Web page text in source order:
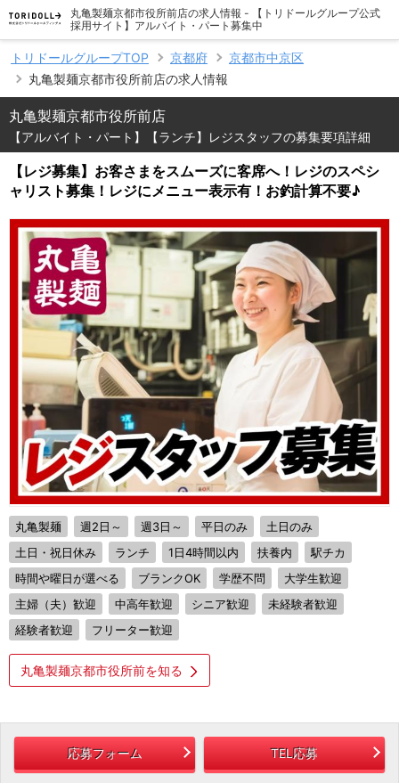
丸亀製麺京都市役所前店の求人情報 - 【トリドールグループ公式
採用サイト】アルバイト・パート募集中
トリドールグループTOP 京都府
京都市中京区
丸亀製麺京都市役所前店の求人情報
丸亀製麺京都市役所前店
【アルバイト・パート】【ランチ】レジスタッフの募集要項詳細
【レジ募集】お客さまをスムーズに客席へ！レジのスペシ
ャリスト募集！レジにメニュー表示有！お釣計算不要♪
丸亀製麺 週2日～ 週3日～ 平日のみ
土日のみ
土日・祝日休み
ランチ 1日4時間以内 扶養内
駅チカ
時間や曜日が選べる
ブランクOK 学歴不問
大学生歓迎
主婦（夫）歓迎
中高年歓迎 シニア歓迎
未経験者歓迎
経験者歓迎
フリーター歓迎
丸亀製麺京都市役所前を知る
応募フォーム TEL応募